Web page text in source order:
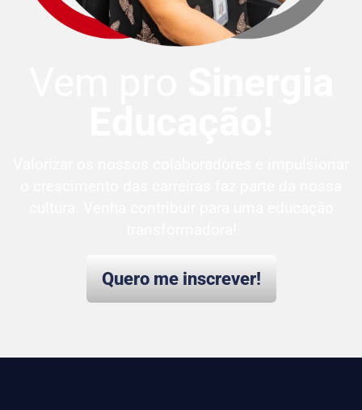
Quero me inscrever!